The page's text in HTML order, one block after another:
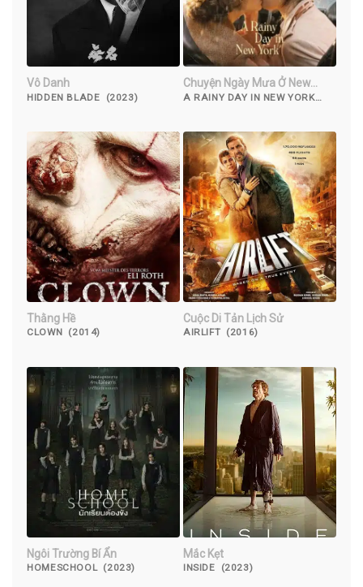
Vô Danh
HIDDEN BLADE (2023)
Chuyện Ngày Mưa Ở New
York
A RAINY DAY IN NEW YORK
Thằng Hề
CLOWN (2014)
Cuộc Di Tản Lịch Sử
AIRLIFT (2016)
Ngôi Trường Bí Ẩn
HOMESCHOOL (2023)
Mắc Kẹt
INSIDE (2023)